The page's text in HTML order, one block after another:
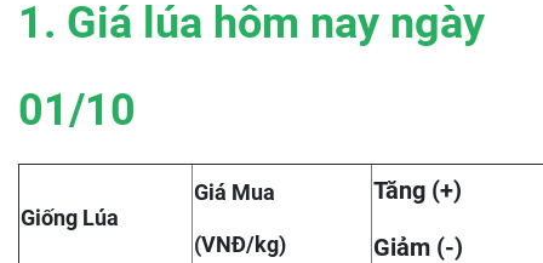
1. Giá lúa hôm nay ngày
01/10
Giống Lúa
Giá Mua
(VNĐ/kg)
Tăng (+)
Giảm (-)